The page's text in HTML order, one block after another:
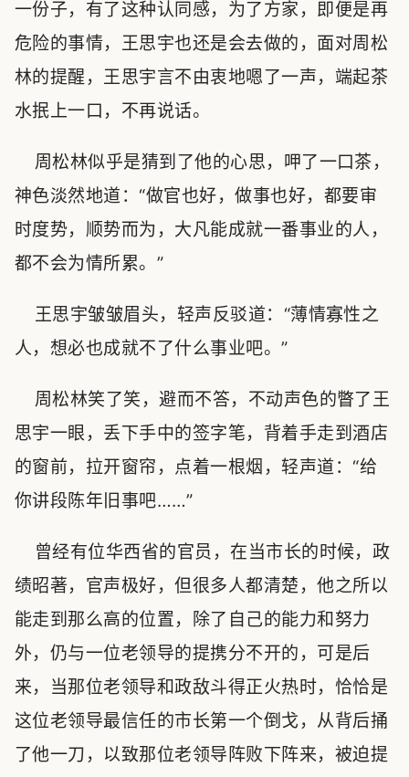
一份子，有了这种认同感，为了方家，即便是再
危险的事情，王思宇也还是会去做的，面对周松
林的提醒，王思宇言不由衷地嗯了一声，端起茶
水抿上一口，不再说话。
周松林似乎是猜到了他的心思，呷了一口茶，
神色淡然地道：“做官也好，做事也好，都要审
时度势，顺势而为，大凡能成就一番事业的人，
都不会为情所累。”
王思宇皱皱眉头，轻声反驳道：“薄情寡性之
人，想必也成就不了什么事业吧。”
周松林笑了笑，避而不答，不动声色的瞥了王
思宇一眼，丢下手中的签字笔，背着手走到酒店
的窗前，拉开窗帘，点着一根烟，轻声道：“给
你讲段陈年旧事吧……”
曾经有位华西省的官员，在当市长的时候，政
绩昭著，官声极好，但很多人都清楚，他之所以
能走到那么高的位置，除了自己的能力和努力
外，仍与一位老领导的提携分不开的，可是后
来，当那位老领导和政敌斗得正火热时，恰恰是
这位老领导最信任的市长第一个倒戈，从背后捅
了他一刀，以致那位老领导阵败下阵来，被迫提